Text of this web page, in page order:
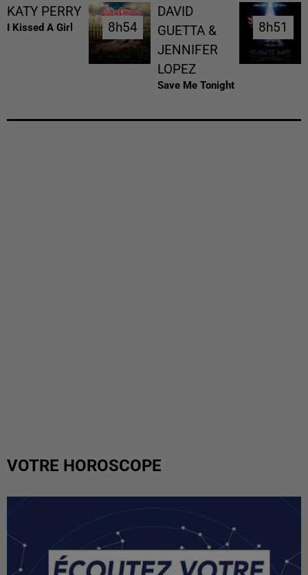
KATY PERRY
I Kissed A Girl 8h54
8h54
DAVID
GUETTA &
JENNIFER
LOPEZ
Save Me Tonight
8h51
8h51
VOTRE HOROSCOPE